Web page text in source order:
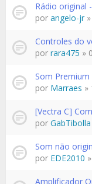
Rádio original
por angelo-jr
Controles do
por rara475 »
Som
por Marraes »
[Vectra C]
por GabTibolla
Som não
por EDE2010
Amplificador